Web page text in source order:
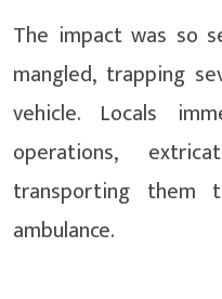
The impact was so
mangled, trapping
vehicle. Locals
operations,
transporting them
ambulance.